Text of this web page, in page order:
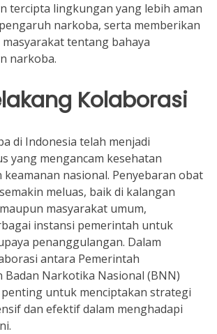
tercipta lingkungan yang lebih aman
narkoba, serta memberikan
tentang bahaya
narkoba.
Kolaborasi
di Indonesia telah menjadi
yang mengancam kesehatan
keamanan nasional. Penyebaran obat
meluas, baik di kalangan
masyarakat umum,
instansi pemerintah untuk
penanggulangan. Dalam
antara Pemerintah
Badan Narkotika Nasional (BNN)
untuk menciptakan strategi
dan efektif dalam menghadapi